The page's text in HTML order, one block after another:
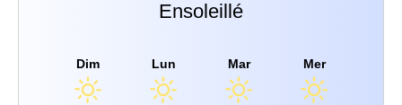
Ensoleillé
Dim Lun Mar Mer